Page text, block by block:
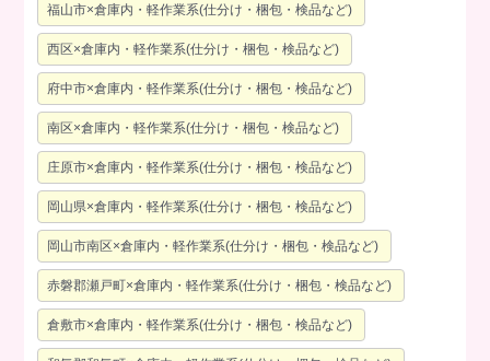
福山市×倉庫内・軽作業系(仕分け・梱包・検品など)
西区×倉庫内・軽作業系(仕分け・梱包・検品など)
府中市×倉庫内・軽作業系(仕分け・梱包・検品など)
南区×倉庫内・軽作業系(仕分け・梱包・検品など)
庄原市×倉庫内・軽作業系(仕分け・梱包・検品など)
岡山県×倉庫内・軽作業系(仕分け・梱包・検品など)
岡山市南区×倉庫内・軽作業系(仕分け・梱包・検品など)
赤磐郡瀬戸町×倉庫内・軽作業系(仕分け・梱包・検品など)
倉敷市×倉庫内・軽作業系(仕分け・梱包・検品など)